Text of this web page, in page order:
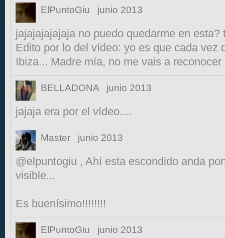
ElPuntoGiu junio 2013
jajajajajajaja no puedo quedarme en esta?
Edito por lo del vídeo: yo es que cada vez
Ibiza... Madre mía, no me vais a
BELLADONA junio 2013
jajaja era por el vídeo....
Master junio 2013
@elpuntogiu , Ahí esta escondido anda
visible...
Es buenísimo!!!!!!!!
ElPuntoGiu junio 2013